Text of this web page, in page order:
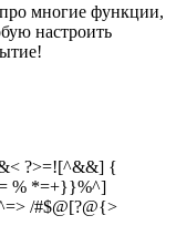
многие функции,
настроить
?>=![^&&] {
% *=+}}%^]
/#$@[?@{>